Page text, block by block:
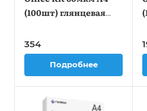
(100шт) глянцевая
354
Подробнее